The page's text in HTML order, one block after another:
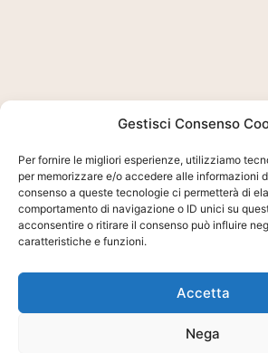
Gestisci Consenso
Per fornire le migliori esperienze, utilizziamo
per memorizzare e/o accedere alle informazioni
consenso a queste tecnologie ci permetterà di
comportamento di navigazione o ID unici su
acconsentire o ritirare il consenso può influire
caratteristiche e funzioni.
Accetta
Nega